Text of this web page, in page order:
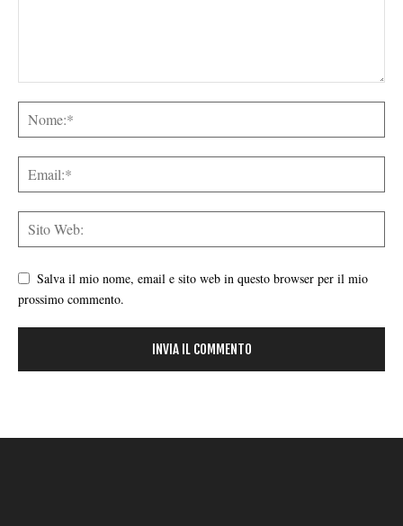
Salva il mio nome, email e sito web in questo browser per il mio
prossimo commento.